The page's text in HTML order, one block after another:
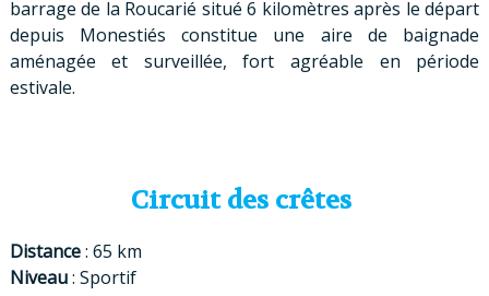
barrage de la Roucarié situé 6 kilomètres après le départ
depuis Monestiés constitue une aire de baignade
aménagée et surveillée, fort agréable en période
estivale.
Circuit des crêtes
Distance: 65 km
Niveau: Sportif